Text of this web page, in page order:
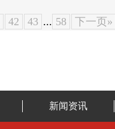
42 43 ... 58 下一页»
新闻资讯